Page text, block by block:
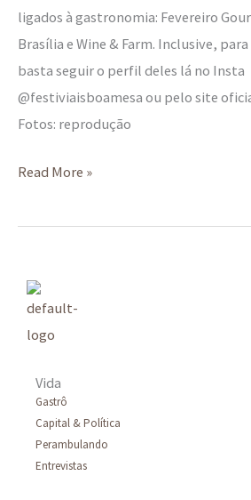
ligados à gastronomia: Fevereiro
Brasília e Wine & Farm. Inclusive,
basta seguir o perfil deles lá no Insta
@festiviaisboamesa ou pelo site
Fotos: reprodução
Read More »
Vida
Gastrô
Capital & Política
Perambulando
Entrevistas